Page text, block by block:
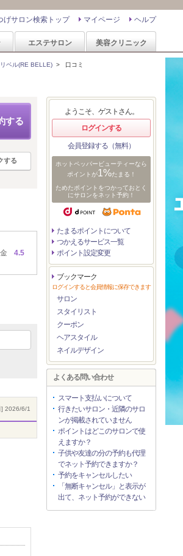
ヘルプ
マイページ
げサロン検索トップ
エステサロン 美容クリニック
リベル(RE BELLE) > 口コミ
する
する
4.5
] 2026/6/1
ようこそ、ゲストさん。
ログインする
会員登録する（無料）
ホットペッパービューティーなら
ポイントが1%たまる！
ためたポイントをつかっておとく
にサロンをネット予約！
たまるポイントについて
つかえるサービス一覧
ポイント設定変更
ブックマーク
ログインすると会員情報に保存できます
サロン
スタイリスト
クーポン
ヘアスタイル
ネイルデザイン
よくある問い合わせ
スマート支払いについて
行きたいサロン・近隣のサロ
ンが掲載されていません
ポイントはどこのサロンで使
えますか？
子供や友達の分の予約も代理
でネット予約できますか？
予約をキャンセルしたい
「無断キャンセル」と表示が
出て、ネット予約ができない